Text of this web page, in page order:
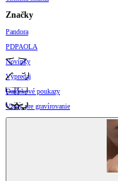
Značky
Pandora
PDPAOLA
Novinky
Výpredaj
Darčekové poukazy
Vzory pre gravírovanie